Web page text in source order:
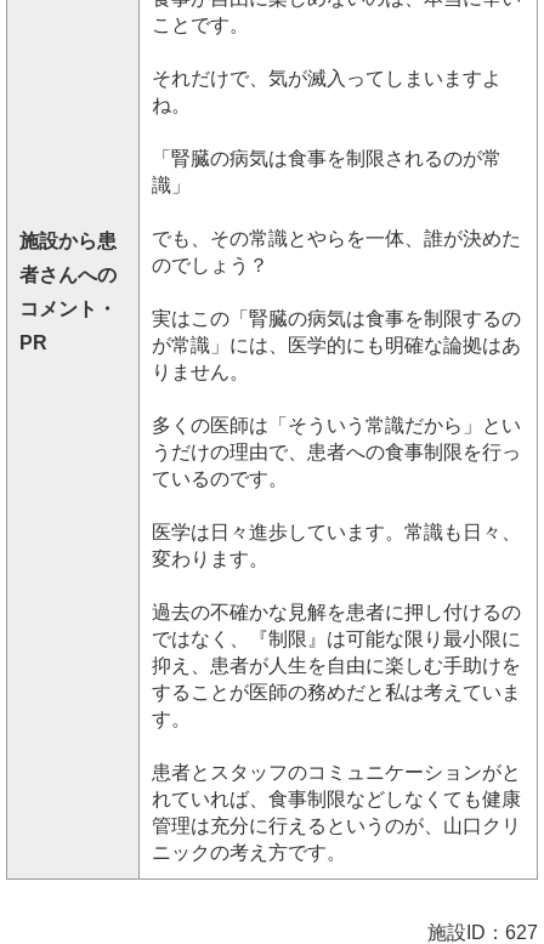
施設から患
者さんへの
コメント・
PR
ことです。
それだけで、気が滅入ってしまいますよ
ね。
「腎臓の病気は食事を制限されるのが常
識」
でも、その常識とやらを一体、誰が決めた
のでしょう？
実はこの「腎臓の病気は食事を制限するの
が常識」には、医学的にも明確な論拠はあ
りません。
多くの医師は「そういう常識だから」とい
うだけの理由で、患者への食事制限を行っ
ているのです。
医学は日々進歩しています。常識も日々、
変わります。
過去の不確かな見解を患者に押し付けるの
ではなく、『制限』は可能な限り最小限に
抑え、患者が人生を自由に楽しむ手助けを
することが医師の務めだと私は考えていま
す。
患者とスタッフのコミュニケーションがと
れていれば、食事制限などしなくても健康
管理は充分に行えるというのが、山口クリ
ニックの考え方です。
施設ID：627